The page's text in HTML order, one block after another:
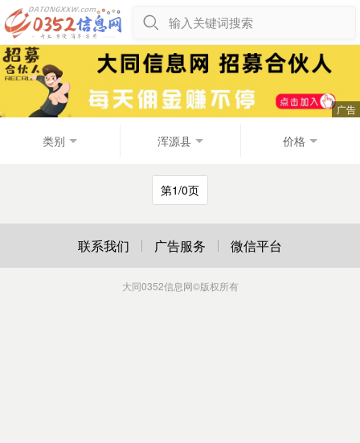
输入关键词搜索
类别 浑源县 价格
第1/0页
联系我们 广告服务 微信平台
大同0352信息网©版权所有